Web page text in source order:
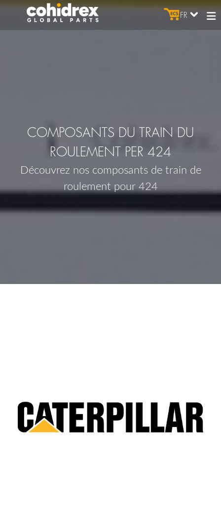
FR
COMPOSANTS DU TRAIN DU
ROULEMENT PER 424
Découvrez nos composants de train de
roulement pour 424